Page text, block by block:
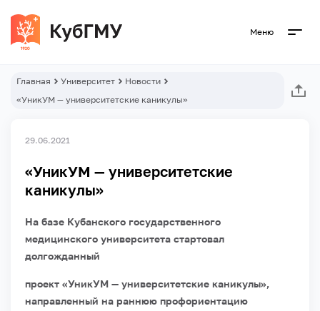
Меню
Главная Университет
Новости
«УникУМ — университетские каникулы»
29.06.2021
«УникУМ — университетские
каникулы»
На базе Кубанского государственного
медицинского университета стартовал
долгожданный
проект «УникУМ — университетские каникулы»,
направленный на раннюю профориентацию